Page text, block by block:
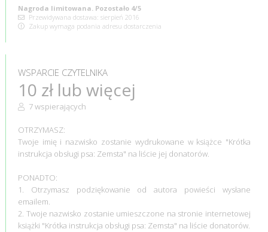
Nagroda limitowana. Pozostało 4/5
Przewidywana dostawa: sierpień 2016
Zakup wymaga podania adresu dostarczenia
WSPARCIE CZYTELNIKA
10 zł lub więcej
7 wspierających
OTRZYMASZ:
Twoje imię i nazwisko zostanie wydrukowane w książce "Krótka
instrukcja obsługi psa: Zemsta" na liście jej donatorów.
PONADTO:
1. Otrzymasz podziękowanie od autora powieści wysłane
emailem.
2. Twoje nazwisko zostanie umieszczone na stronie internetowej
książki "Krótka instrukcja obsługi psa: Zemsta" na liście donatorów.